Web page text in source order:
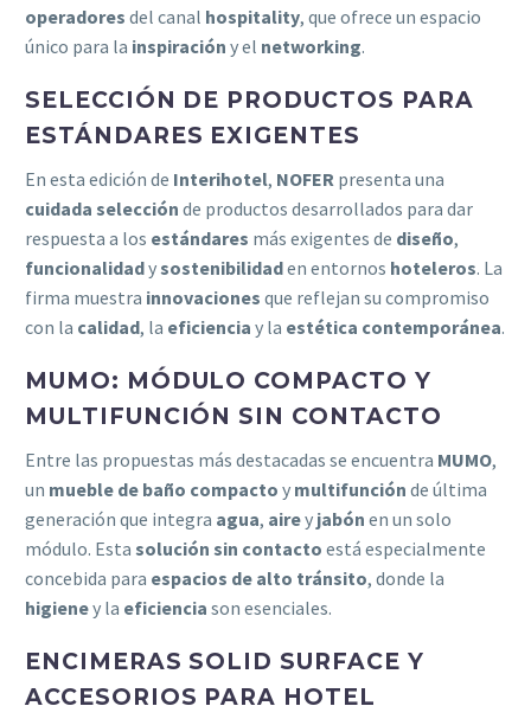
operadores del canal hospitality, que ofrece un espacio
único para la inspiración y el networking.
SELECCIÓN DE PRODUCTOS PARA
ESTÁNDARES EXIGENTES
En esta edición de Interihotel, NOFER presenta una
cuidada selección de productos desarrollados para dar
respuesta a los estándares más exigentes de diseño,
funcionalidadysostenibilidaden entornos hoteleros. La
firma muestra innovaciones que reflejan su compromiso
con la calidad, la eficiencia y la estética contemporánea.
MUMO: MÓDULO COMPACTO Y
MULTIFUNCIÓN SIN CONTACTO
Entre las propuestas más destacadas se encuentra MUMO,
un mueble de baño compacto y multifunción de última
generación que integra agua, airey jabón en un solo
módulo. Esta solución sin contacto está especialmente
concebida para espacios de alto tránsito, donde la
higieney la eficiencia son esenciales.
ENCIMERAS SOLID SURFACE Y
ACCESORIOS PARA HOTEL